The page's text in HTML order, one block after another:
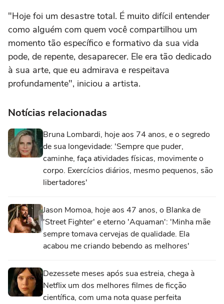
"Hoje foi um desastre total. É muito difícil entender
como alguém com quem você compartilhou um
momento tão específico e formativo da sua vida
pode, de repente, desaparecer. Ele era tão dedicado
à sua arte, que eu admirava e respeitava
profundamente", iniciou a artista.
Notícias relacionadas
Bruna Lombardi, hoje aos 74 anos, e o segredo
de sua longevidade: 'Sempre que puder,
caminhe, faça atividades físicas, movimente o
corpo. Exercícios diários, mesmo pequenos, são
libertadores'
Jason Momoa, hoje aos 47 anos, o Blanka de
'Street Fighter' e eterno 'Aquaman': 'Minha mãe
sempre tomava cervejas de qualidade. Ela
acabou me criando bebendo as melhores'
Dezessete meses após sua estreia, chega à
Netflix um dos melhores filmes de ficção
científica, com uma nota quase perfeita